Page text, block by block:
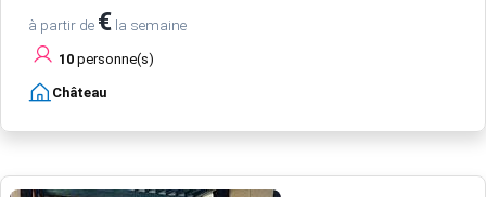
à partir de € la semaine
10 personne(s)
Château